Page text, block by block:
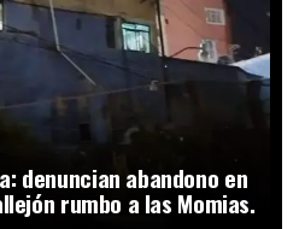
denuncian abandono en
rumbo a las Momias.